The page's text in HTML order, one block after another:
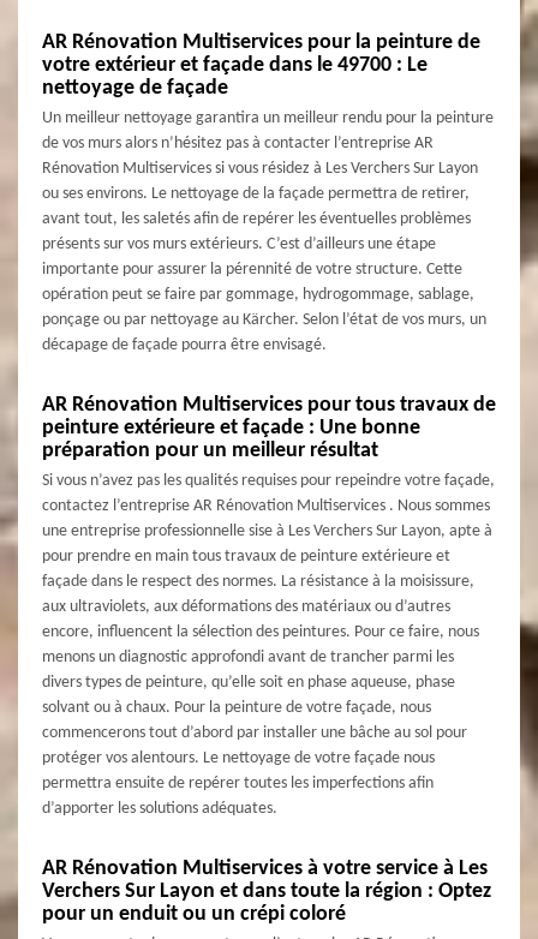
AR Rénovation Multiservices pour la peinture de
votre extérieur et façade dans le 49700 : Le
nettoyage de façade
Un meilleur nettoyage garantira un meilleur rendu pour la peinture
de vos murs alors n’hésitez pas à contacter l’entreprise AR
Rénovation Multiservices si vous résidez à Les Verchers Sur Layon
ou ses environs. Le nettoyage de la façade permettra de retirer,
avant tout, les saletés afin de repérer les éventuelles problèmes
présents sur vos murs extérieurs. C’est d’ailleurs une étape
importante pour assurer la pérennité de votre structure. Cette
opération peut se faire par gommage, hydrogommage, sablage,
ponçage ou par nettoyage au Kärcher. Selon l’état de vos murs, un
décapage de façade pourra être envisagé.
AR Rénovation Multiservices pour tous travaux de
peinture extérieure et façade : Une bonne
préparation pour un meilleur résultat
Si vous n’avez pas les qualités requises pour repeindre votre façade,
contactez l’entreprise AR Rénovation Multiservices . Nous sommes
une entreprise professionnelle sise à Les Verchers Sur Layon, apte à
pour prendre en main tous travaux de peinture extérieure et
façade dans le respect des normes. La résistance à la moisissure,
aux ultraviolets, aux déformations des matériaux ou d’autres
encore, influencent la sélection des peintures. Pour ce faire, nous
menons un diagnostic approfondi avant de trancher parmi les
divers types de peinture, qu’elle soit en phase aqueuse, phase
solvant ou à chaux. Pour la peinture de votre façade, nous
commencerons tout d’abord par installer une bâche au sol pour
protéger vos alentours. Le nettoyage de votre façade nous
permettra ensuite de repérer toutes les imperfections afin
d’apporter les solutions adéquates.
AR Rénovation Multiservices à votre service à Les
Verchers Sur Layon et dans toute la région : Optez
pour un enduit ou un crépi coloré